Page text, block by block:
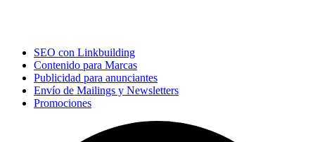
SEO con Linkbuilding
Contenido para Marcas
Publicidad para anunciantes
Envío de Mailings y Newsletters
Promociones